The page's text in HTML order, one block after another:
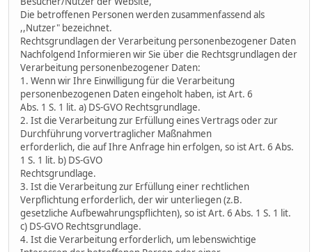
Die betroffenen Personen werden zusammenfassend als
,,Nutzer" bezeichnet.
Rechtsgrundlagen der Verarbeitung personenbezogener Daten
Nachfolgend Informieren wir Sie über die Rechtsgrundlagen der
Verarbeitung personenbezogener Daten:
1. Wenn wir Ihre Einwilligung für die Verarbeitung
personenbezogenen Daten eingeholt haben, ist Art. 6
Abs. 1 S. 1 lit. a) DS-GVO Rechtsgrundlage.
2. Ist die Verarbeitung zur Erfüllung eines Vertrags oder zur
Durchführung vorvertraglicher Maßnahmen
erforderlich, die auf Ihre Anfrage hin erfolgen, so ist Art. 6 Abs.
1 S. 1 lit. b) DS-GVO
Rechtsgrundlage.
3. Ist die Verarbeitung zur Erfüllung einer rechtlichen
Verpflichtung erforderlich, der wir unterliegen (z.B.
gesetzliche Aufbewahrungspflichten), so ist Art. 6 Abs. 1 S. 1 lit.
c) DS-GVO Rechtsgrundlage.
4. Ist die Verarbeitung erforderlich, um lebenswichtige